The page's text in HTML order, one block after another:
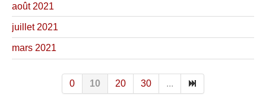
août 2021
juillet 2021
mars 2021
0 10 20 30 ...